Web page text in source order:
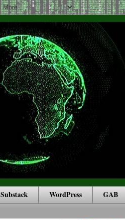
Substack WordPress GAB